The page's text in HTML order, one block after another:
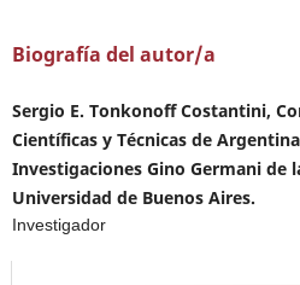
Biografía del autor/a
Sergio E. Tonkonoff Costantini,
Científicas y Técnicas de
Investigaciones Gino Germani de
Universidad de Buenos Aires.
Investigador